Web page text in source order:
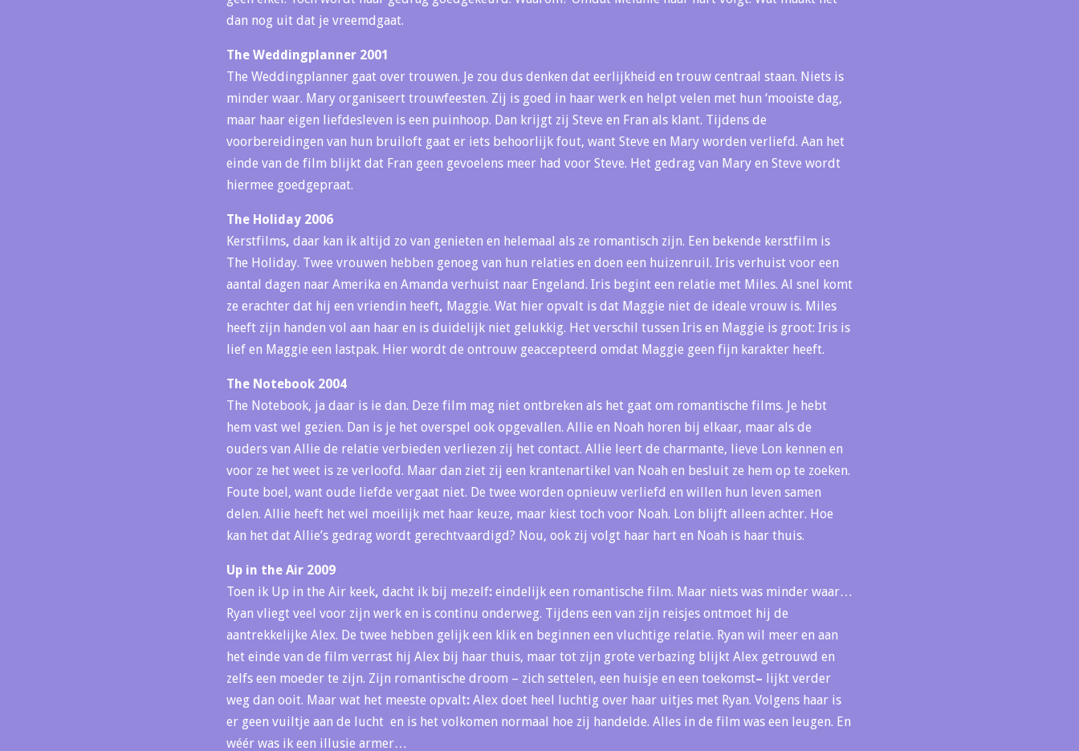
dan nog uit dat je vreemdgaat.
The Weddingplanner 2001
The Weddingplanner gaat over trouwen. Je zou dus denken dat eerlijkheid en trouw centraal staan. Niets is
minder waar. Mary organiseert trouwfeesten. Zij is goed in haar werk en helpt velen met hun ‘mooiste dag,
maar haar eigen liefdesleven is een puinhoop. Dan krijgt zij Steve en Fran als klant. Tijdens de
voorbereidingen van hun bruiloft gaat er iets behoorlijk fout, want Steve en Mary worden verliefd. Aan het
einde van de film blijkt dat Fran geen gevoelens meer had voor Steve. Het gedrag van Mary en Steve wordt
hiermee goedgepraat.
The Holiday 2006
Kerstfilms, daar kan ik altijd zo van genieten en helemaal als ze romantisch zijn. Een bekende kerstfilm is
The Holiday. Twee vrouwen hebben genoeg van hun relaties en doen een huizenruil. Iris verhuist voor een
aantal dagen naar Amerika en Amanda verhuist naar Engeland. Iris begint een relatie met Miles. Al snel komt
ze erachter dat hij een vriendin heeft, Maggie. Wat hier opvalt is dat Maggie niet de ideale vrouw is. Miles
heeft zijn handen vol aan haar en is duidelijk niet gelukkig. Het verschil tussen Iris en Maggie is groot: Iris is
lief en Maggie een lastpak. Hier wordt de ontrouw geaccepteerd omdat Maggie geen fijn karakter heeft.
The Notebook 2004
The Notebook, ja daar is ie dan. Deze film mag niet ontbreken als het gaat om romantische films. Je hebt
hem vast wel gezien. Dan is je het overspel ook opgevallen. Allie en Noah horen bij elkaar, maar als de
ouders van Allie de relatie verbieden verliezen zij het contact. Allie leert de charmante, lieve Lon kennen en
voor ze het weet is ze verloofd. Maar dan ziet zij een krantenartikel van Noah en besluit ze hem op te zoeken.
Foute boel, want oude liefde vergaat niet. De twee worden opnieuw verliefd en willen hun leven samen
delen. Allie heeft het wel moeilijk met haar keuze, maar kiest toch voor Noah. Lon blijft alleen achter. Hoe
kan het dat Allie’s gedrag wordt gerechtvaardigd? Nou, ook zij volgt haar hart en Noah is haar thuis.
Up in the Air 2009
Toen ik Up in the Air keek, dacht ik bij mezelf: eindelijk een romantische film. Maar niets was minder waar…
Ryan vliegt veel voor zijn werk en is continu onderweg. Tijdens een van zijn reisjes ontmoet hij de
aantrekkelijke Alex. De twee hebben gelijk een klik en beginnen een vluchtige relatie. Ryan wil meer en aan
het einde van de film verrast hij Alex bij haar thuis, maar tot zijn grote verbazing blijkt Alex getrouwd en
zelfs een moeder te zijn. Zijn romantische droom – zich settelen, een huisje en een toekomst– lijkt verder
weg dan ooit. Maar wat het meeste opvalt: Alex doet heel luchtig over haar uitjes met Ryan. Volgens haar is
er geen vuiltje aan de lucht en is het volkomen normaal hoe zij handelde. Alles in de film was een leugen. En
wéér was ik een illusie armer…